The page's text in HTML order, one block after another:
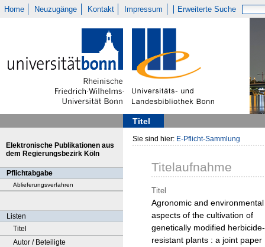
Home Neuzugänge Kontakt Impressum Erweiterte Suche
Titel
Elektronische Publikationen aus
dem Regierungsbezirk Köln
Pflichtabgabe
Ablieferungsverfahren
Listen
Titel
Autor / Beteiligte
Sie sind hier: E-Pflicht-Sammlung
Titelaufnahme
Titel
Agronomic and environmental
aspects of the cultivation of
genetically modified herbicide-
resistant plants : a joint paper